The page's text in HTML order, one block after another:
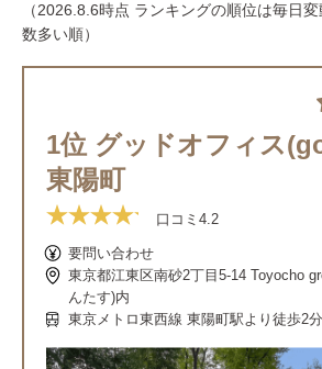
（2026.8.6時点 ランキングの順位は毎日
数多い順）
1位 グッドオフィス
東陽町
口コミ 4.2
要問い合わせ
東京都江東区南砂2丁目5-14 Toyocho
んたす)内
東京メトロ東西線 東陽町駅より徒歩2分